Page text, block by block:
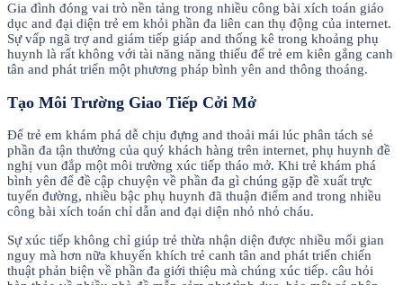
Gia đình đóng vai trò nền tảng trong nhiều công bài xích toán giáo
dục and đại diện trẻ em khỏi phần đa liên can thụ động của internet.
Sự vấp ngã trợ and giám tiếp giáp and thống kê trong khoảng phụ
huynh là rất không với tài năng năng thiếu để trẻ em kiên gắng canh
tân and phát triển một phương pháp bình yên and thông thoáng.
Tạo Môi Trường Giao Tiếp Cởi Mở
Để trẻ em khám phá dễ chịu đựng and thoải mái lúc phân tách sẻ
phần đa tận thưởng của quý khách hàng trên internet, phụ huynh đề
nghị vun đắp một môi trường xúc tiếp tháo mở. Khi trẻ khám phá
bình yên để đề cập chuyện về phần đa gì chúng gặp đề xuất trực
tuyến đường, nhiều bậc phụ huynh đã thuận điểm and trong nhiều
công bài xích toán chỉ dẫn and đại diện nhỏ nhỏ cháu.
Sự xúc tiếp không chỉ giúp trẻ thừa nhận diện được nhiều mối gian
nguy mà hơn nữa khuyến khích trẻ canh tân and phát triển chiến
thuật phản biện về phần đa giới thiệu mà chúng xúc tiếp. câu hỏi